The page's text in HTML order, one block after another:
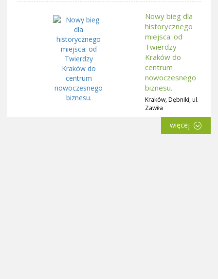
Nowy bieg dla
historycznego
miejsca: od
Twierdzy
Kraków do
centrum
nowoczesnego
biznesu.
Kraków, Dębniki, ul.
Zawiła
więcej